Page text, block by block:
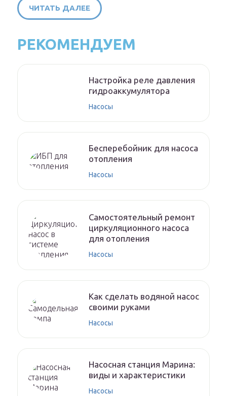
ЧИТАТЬ ДАЛЕЕ
РЕКОМЕНДУЕМ
Настройка реле давления
гидроаккумулятора
Насосы
Бесперебойник для насоса
отопления
Насосы
Самостоятельный ремонт
циркуляционного насоса
для отопления
Насосы
Как сделать водяной насос
своими руками
Насосы
Насосная станция Марина:
виды и характеристики
Насосы